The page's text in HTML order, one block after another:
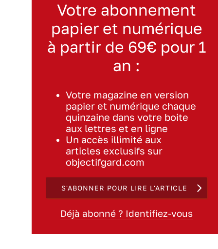
Votre abonnement
papier et numérique
à partir de 69€ pour 1
an :
Votre magazine en version
papier et numérique chaque
quinzaine dans votre boite
aux lettres et en ligne
Un accès illimité aux
articles exclusifs sur
objectifgard.com
S'ABONNER POUR LIRE L'ARTICLE
Déjà abonné ? Identifiez-vous